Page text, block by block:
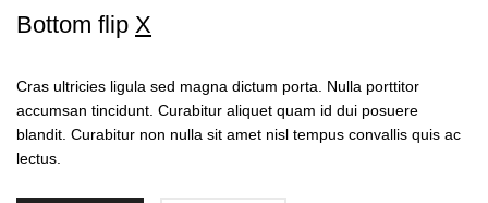
Bottom flipX
Cras ultricies ligula sed magna dictum porta. Nulla porttitor
accumsan tincidunt. Curabitur aliquet quam id dui posuere
blandit. Curabitur non nulla sit amet nisl tempus convallis quis ac
lectus.